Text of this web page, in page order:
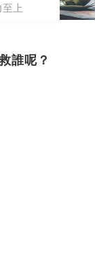
至上
誰呢？